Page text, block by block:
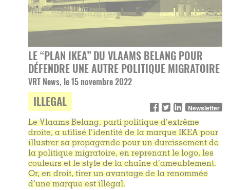
LE “PLAN IKEA” DU VLAAMS BELANG POUR
DÉFENDRE UNE AUTRE POLITIQUE MIGRATOIRE
VRT News, le 15 novembre 2022
ILLEGAL Newsletter
Le Vlaams Belang, parti politique d’extrême
droite, a utilisé l’identité de la marque IKEA pour
illustrer sa propagande pour un durcissement de
la politique migratoire, en reprenant le logo, les
couleurs et le style de la chaîne d’ameublement.
Or, en droit, tirer un avantage de la renommée
d’une marque est illégal.